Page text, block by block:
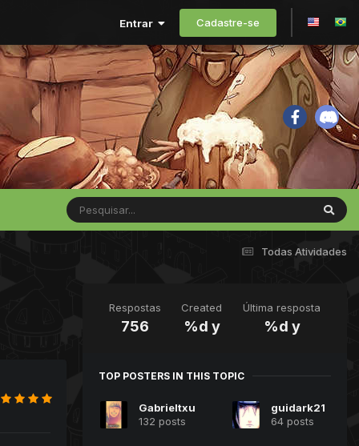
Entrar Cadastre-se
Todas Atividades
Respostas
756
Created
%d y
Última resposta
%d y
TOP POSTERS IN THIS TOPIC
Gabrieltxu
132 posts
guidark21
64 posts